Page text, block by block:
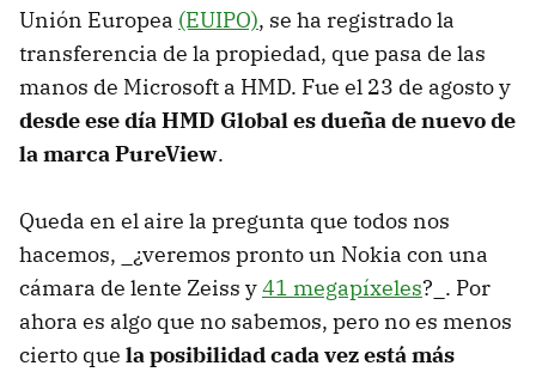
Unión Europea (EUIPO), se ha registrado la
transferencia de la propiedad, que pasa de las
manos de Microsoft a HMD. Fue el 23 de agosto y
desde ese día HMD Global es dueña de nuevo de
la marca PureView.
Queda en el aire la pregunta que todos nos
hacemos, _¿veremos pronto un Nokia con una
cámara de lente Zeiss y41 megapíxeles?_. Por
ahora es algo que no sabemos, pero no es menos
cierto que la posibilidad cada vez está más